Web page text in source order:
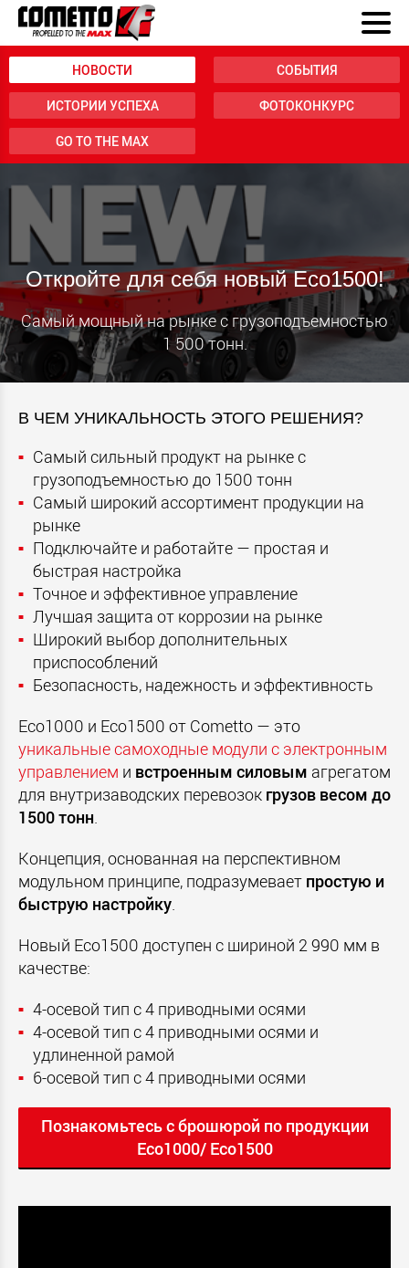
НОВОСТИ СОБЫТИЯ
ИСТОРИИ УСПЕХА ФОТОКОНКУРС
GO TO THE MAX
Откройте для себя новый Eco1500!
Самый мощный на рынке с грузоподъемностью
1 500 тонн.
В ЧЕМ УНИКАЛЬНОСТЬ ЭТОГО РЕШЕНИЯ?
Самый сильный продукт на рынке с
грузоподъемностью до 1500 тонн
Самый широкий ассортимент продукции на
рынке
Подключайте и работайте — простая и
быстрая настройка
Точное и эффективное управление
Лучшая защита от коррозии на рынке
Широкий выбор дополнительных
приспособлений
Безопасность, надежность и эффективность
Eco1000 и Eco1500 от Cometto — это
уникальные самоходные модули с электронным
управлением и встроенным силовым агрегатом
для внутризаводских перевозок грузов весом до
1500 тонн.
Концепция, основанная на перспективном
модульном принципе, подразумевает простую и
быструю настройку.
Новый Eco1500 доступен с шириной 2 990 мм в
качестве:
4-осевой тип с 4 приводными осями
4-осевой тип с 4 приводными осями и
удлиненной рамой
6-осевой тип с 4 приводными осями
Познакомьтесь с брошюрой по продукции
Eco1000/ Eco1500